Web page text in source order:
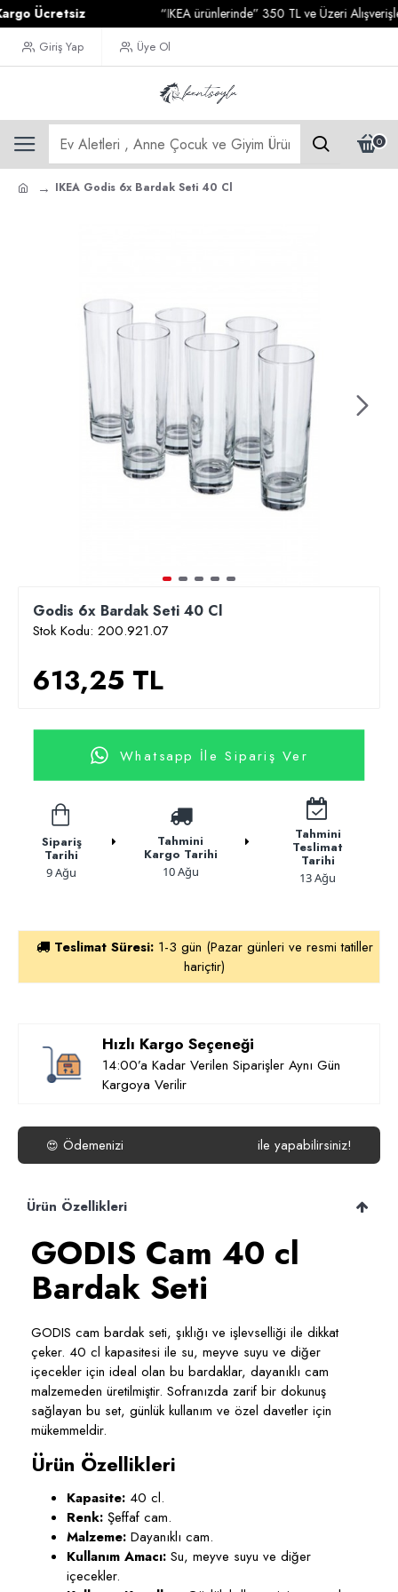
Ücretsiz “IKEA ürünlerinde” 350 TL ve Üzeri
Giriş Yap Üye Ol
0
IKEA Godis 6x Bardak Seti 40 Cl
Godis 6x Bardak Seti 40 Cl
Stok Kodu: 200.921.07
613,25 TL
Whatsapp İle Sipariş Ver
Sipariş
Tarihi
9 Ağu
Tahmini
Kargo Tarihi
10 Ağu
Tahmini
Teslimat
Tarihi
13 Ağu
Teslimat Süresi: 1-3 gün (Pazar günleri ve resmi tatiller
hariçtir)
Hızlı Kargo Seçeneği
14:00’a Kadar Verilen Siparişler Aynı Gün
Kargoya Verilir
😍 Ödemenizi ile yapabilirsiniz!
Ürün Özellikleri
GODIS Cam 40 cl
Bardak Seti
GODIS cam bardak seti, şıklığı ve işlevselliği ile dikkat
çeker. 40 cl kapasitesi ile su, meyve suyu ve diğer
içecekler için ideal olan bu bardaklar, dayanıklı cam
malzemeden üretilmiştir. Sofranızda zarif bir dokunuş
sağlayan bu set, günlük kullanım ve özel davetler için
mükemmeldir.
Ürün Özellikleri
Kapasite: 40 cl.
Renk: Şeffaf cam.
Malzeme: Dayanıklı cam.
Kullanım Amacı: Su, meyve suyu ve diğer
içecekler.